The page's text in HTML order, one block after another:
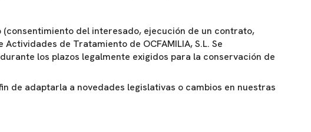
del interesado, ejecución de un contrato,
de Tratamiento de OCFAMILIA, S.L. Se
los plazos legalmente exigidos para la conservación de
de adaptarla a novedades legislativas o cambios en nuestras